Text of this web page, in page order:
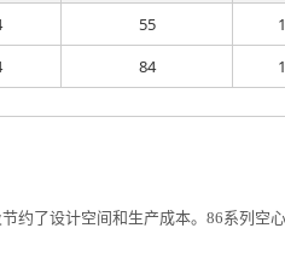
55
84
约了设计空间和生产成本。86系列空